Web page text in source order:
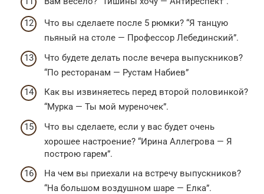
Что вы сделаете после 5 рюмки? “Я танцую
пьяный на столе — Профессор Лебединский”.
Что будете делать после вечера выпускников?
“По ресторанам — Рустам Набиев”
Как вы извиняетесь перед второй половинкой?
“Мурка — Ты мой муреночек”.
Что вы сделаете, если у вас будет очень
хорошее настроение? “Ирина Аллегрова — Я
построю гарем”.
На чем вы приехали на встречу выпускников?
“На большом воздушном шаре — Елка”.